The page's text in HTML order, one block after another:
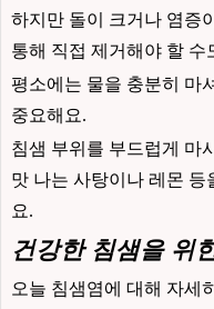
하지만 돌이 크거나 염증
통해 직접 제거해야 할 수
평소에는 물을 충분히 마
중요해요.
침샘 부위를 부드럽게 마
맛 나는 사탕이나 레몬 등
요.
건강한 침샘을 위
오늘 침샘염에 대해 자세